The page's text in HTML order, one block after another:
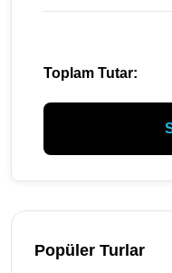
Toplam Tutar:
Popüler Turlar